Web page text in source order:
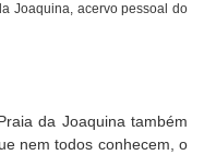
Joaquina, acervo pessoal do
da Joaquina também
nem todos conhecem, o